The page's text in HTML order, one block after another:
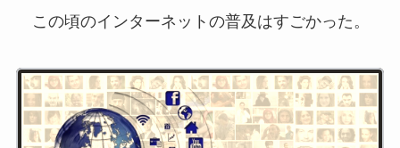
この頃のインターネットの普及はすごかった。